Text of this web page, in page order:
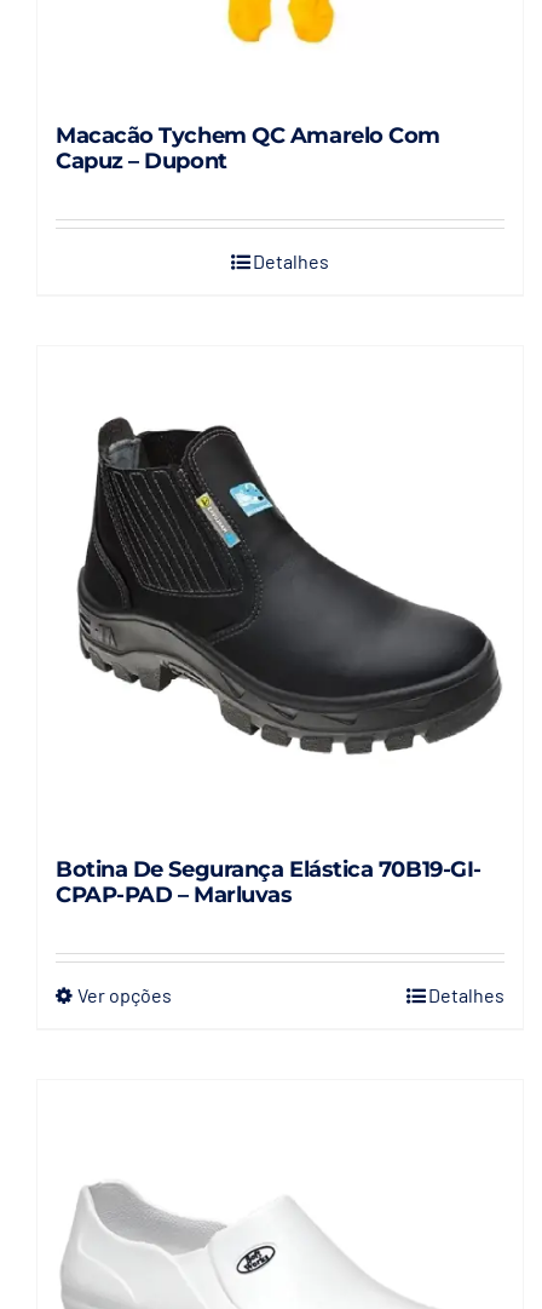
Macacão Tychem QC Amarelo Com
Capuz – Dupont
Detalhes
Botina De Segurança Elástica 70B19-GI-
CPAP-PAD – Marluvas
Ver opçõesEste
opções
podem
Detalhes